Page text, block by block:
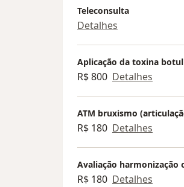
Teleconsulta
Detalhes
Aplicação da toxina
R$ 800 Detalhes
ATM bruxismo
R$ 180 Detalhes
Avaliação harmonização
R$ 180 Detalhes